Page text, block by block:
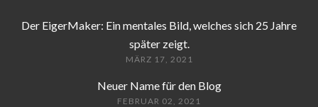
Der EigerMaker: Ein mentales Bild, welches sich 25 Jahre
später zeigt.
MÄRZ 17, 2021
Neuer Name für den Blog
FEBRUAR 02, 2021